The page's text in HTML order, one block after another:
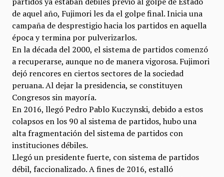
de aquel año, Fujimori les da el golpe final. Inicia una
campaña de desprestigio hacia los partidos en aquella
época y termina por pulverizarlos.
En la década del 2000, el sistema de partidos comenzó
a recuperarse, aunque no de manera vigorosa. Fujimori
dejó rencores en ciertos sectores de la sociedad
peruana. Al dejar la presidencia, se constituyen
Congresos sin mayoría.
En 2016, llegó Pedro Pablo Kuczynski, debido a estos
colapsos en los 90 al sistema de partidos, hubo una
alta fragmentación del sistema de partidos con
instituciones débiles.
Llegó un presidente fuerte, con sistema de partidos
débil, faccionalizado. A fines de 2016, estalló